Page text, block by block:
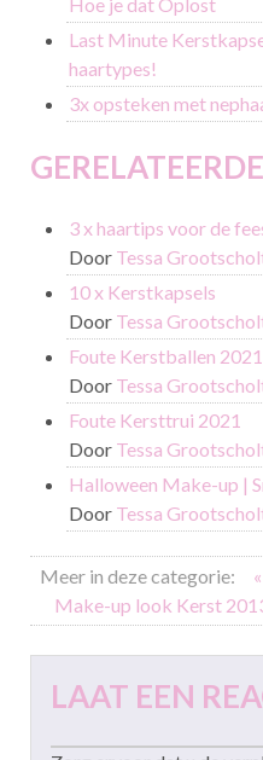
Last Minute
haartypes!
3x opsteken met
3 x haartips voor de
Door Tessa
10 x Kerstkapsels
Door Tessa
Foute Kerstballen 2021
Door Tessa
Foute Kersttrui 2021
Door Tessa
Halloween Make-up |
Door Tessa
Meer in deze categorie:
Make-up look Kerst
LAAT EEN